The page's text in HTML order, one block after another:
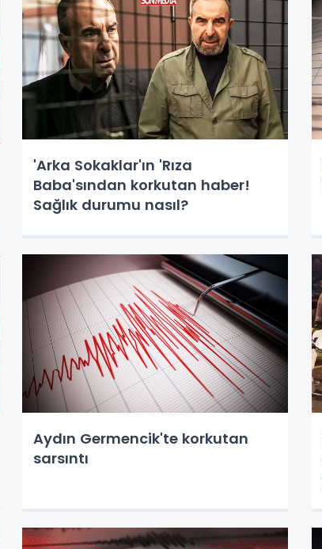
'Arka Sokaklar'ın 'Rıza
Baba'sından korkutan haber!
Sağlık durumu nasıl?
Aydın Germencik'te korkutan
sarsıntı